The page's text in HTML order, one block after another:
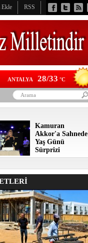
Ekle RSS
ANTALYA 28/33 °C
Kamuran
Akkor'a Sahnede
Yaş Günü
Sürprizi